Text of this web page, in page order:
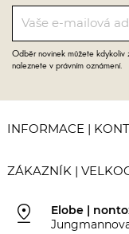
Odběr novinek můžete kdykoliv
naleznete v právním oznámení.
INFORMACE |
ZÁKAZNÍK |
pin_drop
Elobe |
Jungmannova